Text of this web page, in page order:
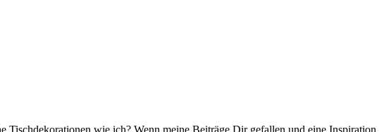
wie ich? Wenn meine Beiträge Dir gefallen und eine Inspiration